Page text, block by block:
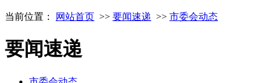
当前位置： 网站首页 >> 要闻速递 >> 市委会动态
要闻速递